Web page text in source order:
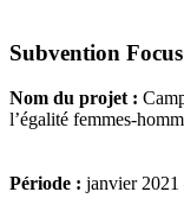
Subvention
Nom du projet :
l’égalité femmes-
Période : janvier 2021